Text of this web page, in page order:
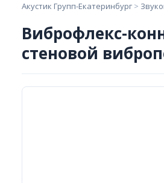
Акустик Групп-Екатеринбург >
Виброфлекс-
стеновой